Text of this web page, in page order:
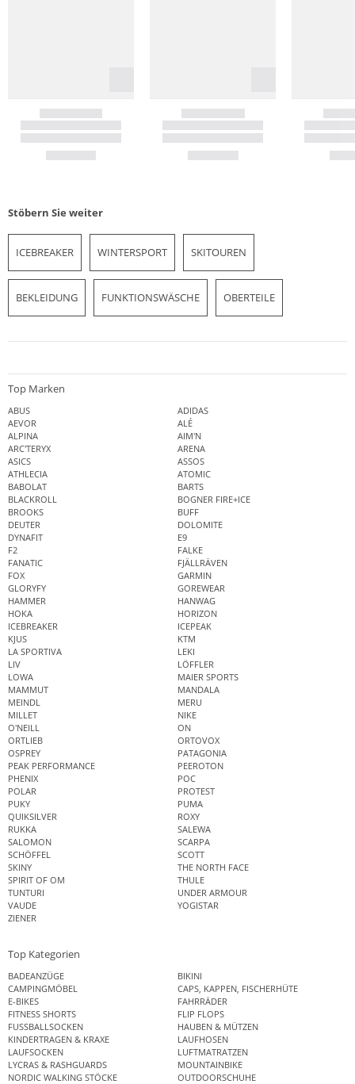
Stöbern Sie weiter
ICEBREAKER WINTERSPORT SKITOUREN
BEKLEIDUNG FUNKTIONSWÄSCHE OBERTEILE
Top Marken
ABUS
ADIDAS
AEVOR
ALÉ
ALPINA
AIM'N
ARC'TERYX
ARENA
ASICS
ASSOS
ATHLECIA
ATOMIC
BABOLAT
BARTS
BLACKROLL
BOGNER FIRE+ICE
BROOKS
BUFF
DEUTER
DOLOMITE
DYNAFIT
E9
F2
FALKE
FANATIC
FJÄLLRÄVEN
FOX
GARMIN
GLORYFY
GOREWEAR
HAMMER
HANWAG
HOKA
HORIZON
ICEBREAKER
ICEPEAK
KJUS
KTM
LA SPORTIVA
LEKI
LIV
LÖFFLER
LOWA
MAIER SPORTS
MAMMUT
MANDALA
MEINDL
MERU
MILLET
NIKE
O'NEILL
ON
ORTLIEB
ORTOVOX
OSPREY
PATAGONIA
PEAK PERFORMANCE
PEEROTON
PHENIX
POC
POLAR
PROTEST
PUKY
PUMA
QUIKSILVER
ROXY
RUKKA
SALEWA
SALOMON
SCARPA
SCHÖFFEL
SCOTT
SKINY
THE NORTH FACE
SPIRIT OF OM
THULE
TUNTURI
UNDER ARMOUR
VAUDE
YOGISTAR
ZIENER
Top Kategorien
BADEANZÜGE
BIKINI
CAMPINGMÖBEL
CAPS, KAPPEN, FISCHERHÜTE
E-BIKES
FAHRRÄDER
FITNESS SHORTS
FLIP FLOPS
FUSSBALLSOCKEN
HAUBEN & MÜTZEN
KINDERTRAGEN & KRAXE
LAUFHOSEN
LAUFSOCKEN
LUFTMATRATZEN
LYCRAS & RASHGUARDS
MOUNTAINBIKE
NORDIC WALKING STÖCKE
OUTDOORSCHUHE